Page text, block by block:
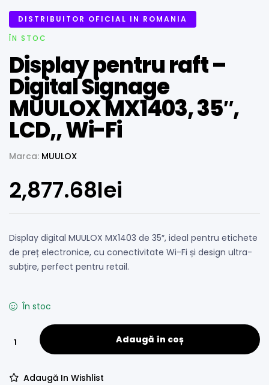
DISTRIBUITOR OFICIAL IN ROMANIA
ÎN STOC
Display pentru raft –
Digital Signage
MUULOX MX1403, 35″,
LCD,, Wi-Fi
Marca: MUULOX
2,877.68lei
Display digital MUULOX MX1403 de 35″, ideal pentru etichete
de preț electronice, cu conectivitate Wi-Fi și design ultra-
subțire, perfect pentru retail.
În stoc
Adaugă în coș
Adaugă In Wishlist